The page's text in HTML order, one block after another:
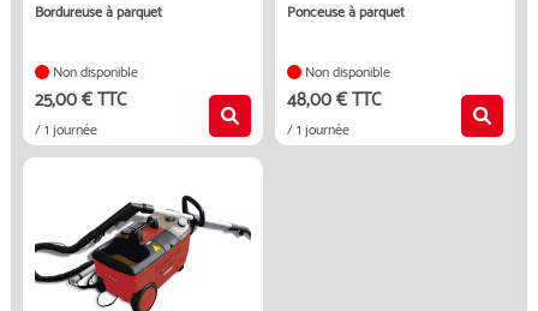
bordureuse à parquet
Non disponible
25,00 € TTC
/ 1 journée
ponceuse à parquet
Non disponible
48,00 € TTC
/ 1 journée